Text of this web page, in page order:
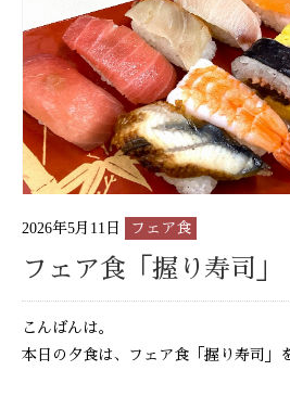
2026年5月11日 フェア食
フェア食「握り寿司」
こんばんは。
本日の夕食は、フェア食「握り寿司」